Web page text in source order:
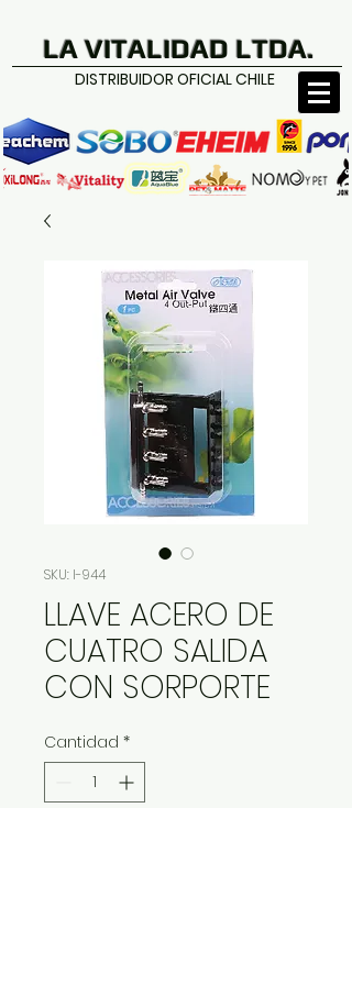
LA VITALIDAD LTDA.
DISTRIBUIDOR OFICIAL CHILE
SKU: I-944
LLAVE ACERO DE
CUATRO SALIDA
CON SORPORTE
Cantidad *